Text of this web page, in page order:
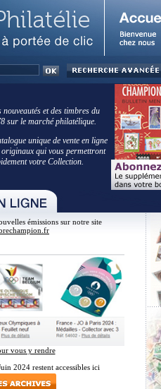
et des timbres du
sur le marché philatélique.
unique de vente en ligne
qui vous permettront
votre Collection.
émissions sur notre site
vous y rendre
2024 restent accessibles ici